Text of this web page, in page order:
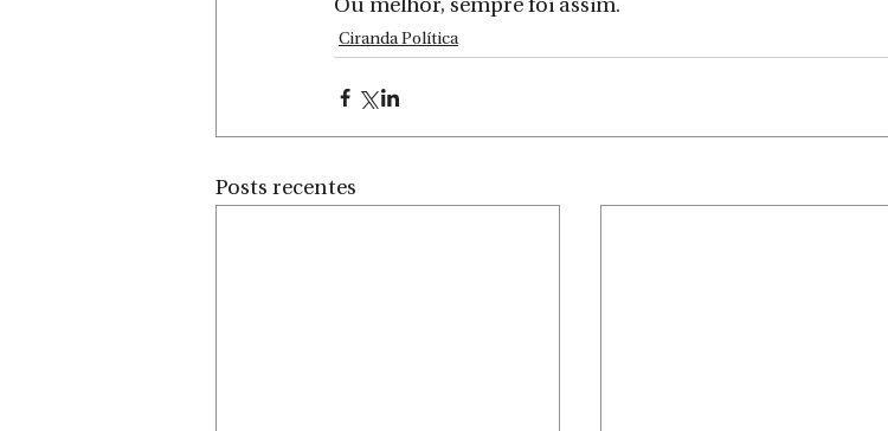
Ou melhor, sempre foi assim.
Ciranda Política
Posts recentes